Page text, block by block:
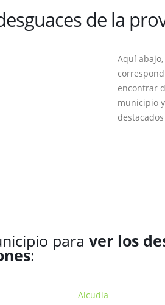
de la
Aquí
encontrar
municipio
para ver los
:
Alcudia